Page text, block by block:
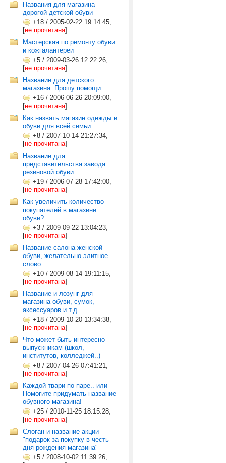
Названия для магазина
дорогой детской обуви
+18 / 2005-02-22 19:14:45,
[не прочитана]
Мастерская по ремонту обуви
и кожгалантереи
+5 / 2009-03-26 12:22:26,
[не прочитана]
Название для детского
магазина. Прошу помощи
+16 / 2006-06-26 20:09:00,
[не прочитана]
Как назвать магазин одежды и
обуви для всей семьи
+8 / 2007-10-14 21:27:34,
[не прочитана]
Название для
представительства завода
резиновой обуви
+19 / 2006-07-28 17:42:00,
[не прочитана]
Как увеличить количество
покупателей в магазине
обуви?
+3 / 2009-09-22 13:04:23,
[не прочитана]
Название салона женской
обуви, желательно элитное
слово
+10 / 2009-08-14 19:11:15,
[не прочитана]
Название и лозунг для
магазина обуви, сумок,
аксессуаров и т.д.
+18 / 2009-10-20 13:34:38,
[не прочитана]
Что может быть интересно
выпускникам (школ,
институтов, колледжей..)
+8 / 2007-04-26 07:41:21,
[не прочитана]
Каждой твари по паре.. или
Помогите придумать название
обувного магазина!
+25 / 2010-11-25 18:15:28,
[не прочитана]
Слоган и название акции
"подарок за покупку в честь
дня рождения магазина"
+5 / 2008-10-02 11:39:26,